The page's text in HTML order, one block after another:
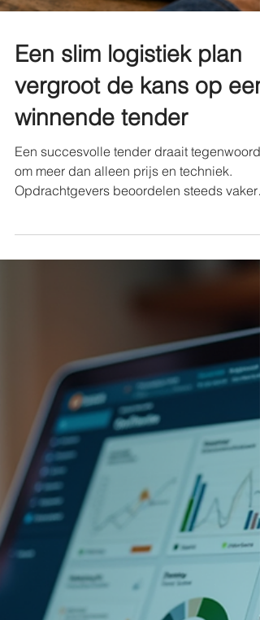
Een slim logistiek plan
vergroot de kans op een
winnende tender
Een succesvolle tender draait
om meer dan alleen prijs en techniek.
ook de kwaliteit van de logistieke aanpak.
Een slim logistiek en duurzaam plan laat
is logistiek uitgegroeid tot een belangrijke
succesfactor bij aanbestedingen. Meer dan
alleen transport Een goed logistiek plan
gaat verder dan het plannen va